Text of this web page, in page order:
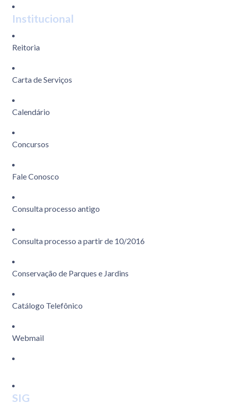
Institucional
Reitoria
Carta de Serviços
Calendário
Concursos
Fale Conosco
Consulta processo antigo
Consulta processo a partir de 10/2016
Conservação de Parques e Jardins
Catálogo Telefônico
Webmail
SIG